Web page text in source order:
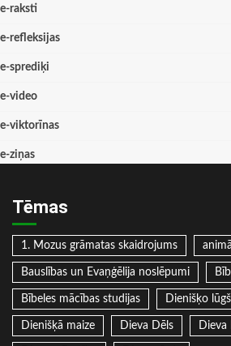
e-raksti
e-refleksijas
e-sprediķi
e-video
e-viktorīnas
e-ziņas
Tēmas
1. Mozus grāmatas skaidrojums
Bauslības un Evaņģēlija noslēpumi
Bībeles mācības studijas Dienišķo
Dienišķā maize Dieva Dēls Dieva